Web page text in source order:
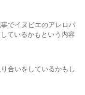
事でイヌビエのアレロパ
ているかもという内容
合いをしているかもし